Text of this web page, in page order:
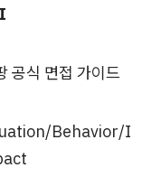
공식 면접 가이드
Behavior/I